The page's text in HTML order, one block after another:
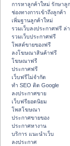
การหาลูกค้าใหม่ รักษาลู
ช่องทางการเข้าถึงลูกค้า
เพิ่มฐานลูกค้าใหม่
รวมเว็บลงประกาศฟรี ล่
รวมเว็บประกาศฟรี
โพสต์ขายของฟรี
ลงโฆษณาสินค้าฟรี
โฆษณาฟรี
ประกาศฟรี
เว็บฟรีไม่จำกัด
ทำ SEO ติด Google
ลงประกาศขาย
เว็บฟรียอดนิยม
โพสโฆษณา
ประกาศขายของ
ประกาศหางาน
บริการ แนะนำเว็บ
ลงประกาศ